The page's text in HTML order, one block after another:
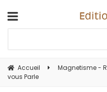
Accueil Magnetisme -
vous Parle